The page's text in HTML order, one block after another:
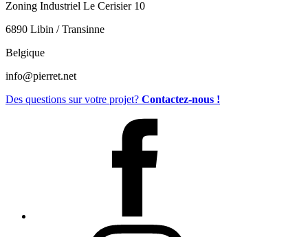
Zoning Industriel Le Cerisier 10
6890 Libin / Transinne
Belgique
info@pierret.net
Des questions sur votre projet? Contactez-nous !